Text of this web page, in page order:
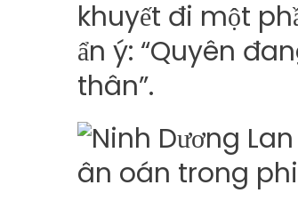
khuyết đi một
ẩn ý: “Quyên
thân”.